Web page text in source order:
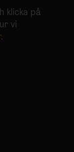
klicka på
vi
.